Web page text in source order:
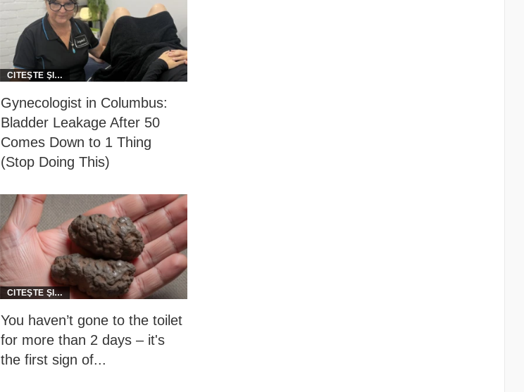
Gynecologist in Columbus:
Bladder Leakage After 50
Comes Down to 1 Thing
(Stop Doing This)
You haven’t gone to the toilet
for more than 2 days – it's
the first sign of...